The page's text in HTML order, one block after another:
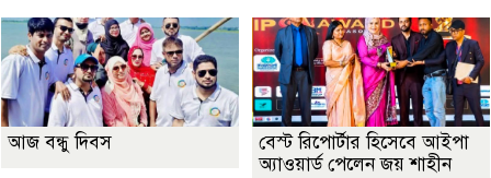
আজ বন্ধু দিবস
বেস্ট রিপোর্টার হিসেবে আইপা
অ্যাওয়ার্ড পেলেন জয় শাহীন